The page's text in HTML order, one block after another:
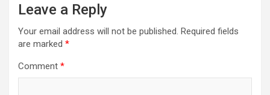
Leave a Reply
Your email address will not be published. Required fields
are marked *
Comment *